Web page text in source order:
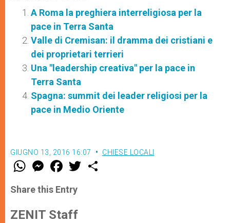
A Roma la preghiera interreligiosa per la
pace in Terra Santa
Valle di Cremisan: il dramma dei cristiani e
dei proprietari terrieri
Una "leadership creativa" per la pace in
Terra Santa
Spagna: summit dei leader religiosi per la
pace in Medio Oriente
GIUGNO 13, 2016 16:07 CHIESE LOCALI
W
t
s
p
p
M
e
s
e
g
e
F
a
e
b
o
k
w
Share this Entry
ZENIT Staff